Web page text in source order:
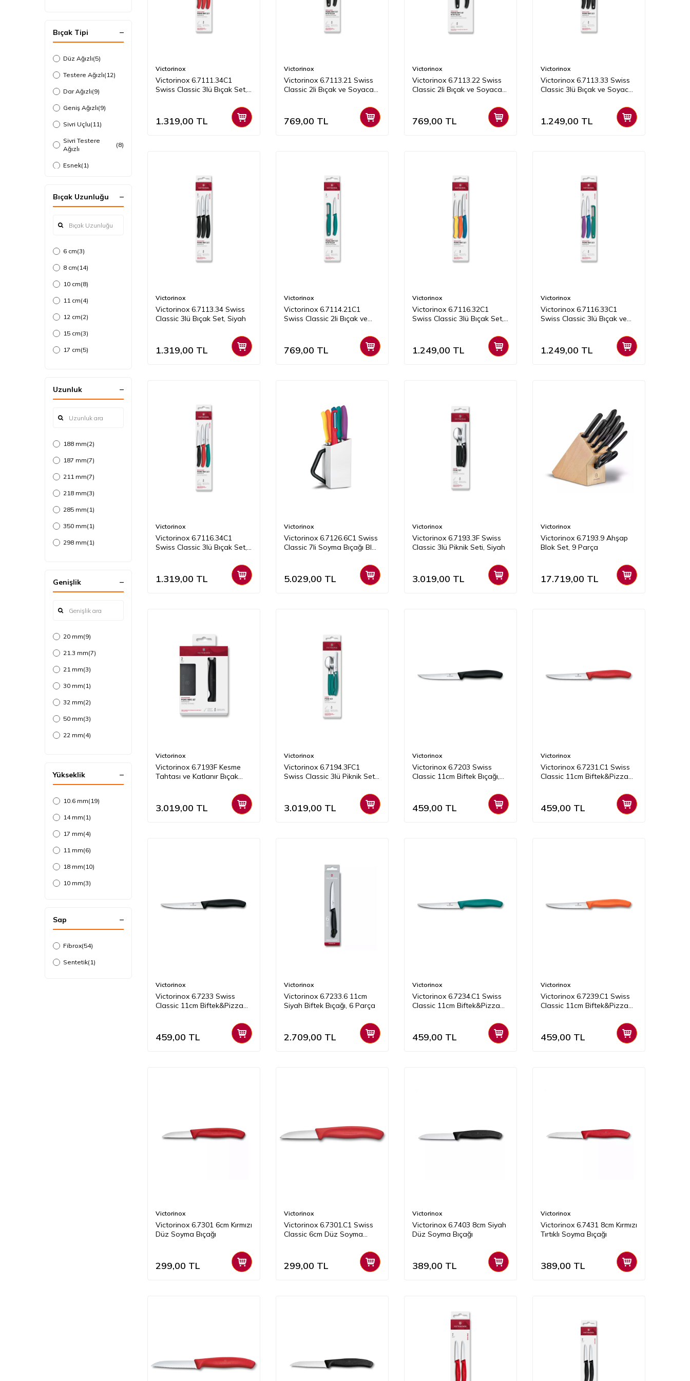
Bıçak Tipi
Düz Ağızlı(5)
Testere Ağızlı(12)
Dar Ağızlı(9)
Geniş Ağızlı(9)
Sivri Uçlu(11)
Sivri Testere
Ağızlı
(8)
Esnek(1)
Flut Ağızlı(1)
Bıçak Uzunluğu
6 cm(3)
8 cm(14)
10 cm(8)
11 cm(4)
12 cm(2)
15 cm(3)
17 cm(5)
25 cm(1)
13 cm(1)
19 cm(2)
22 cm(2)
16 cm(1)
Uzunluk
188 mm(2)
187 mm(7)
211 mm(7)
218 mm(3)
285 mm(1)
350 mm(1)
298 mm(1)
174 mm(1)
375 mm(1)
340 mm(1)
330 mm (2)
Genişlik
20 mm(9)
21.3 mm(7)
21 mm(3)
30 mm(1)
32 mm(2)
50 mm(3)
22 mm(4)
44 mm(1)
46 mm(3)
Yükseklik
10.6 mm(19)
14 mm(1)
17 mm(4)
11 mm(6)
18 mm(10)
10 mm(3)
Sap
Fibrox(54)
Sentetik(1)
Victorinox
Victorinox 6.7111.34C1
Swiss Classic 3lü Bıçak Set,
1.319,00 TL
Victorinox
Victorinox 6.7113.21 Swiss
Classic 2li Bıçak ve Soyacak
769,00 TL
Victorinox
Victorinox 6.7113.22 Swiss
Classic 2li Bıçak ve Soyacak
769,00 TL
Victorinox
Victorinox 6.7113.33 Swiss
Classic 3lü Bıçak ve Soyacak
1.249,00 TL
Victorinox
Victorinox 6.7113.34 Swiss
Classic 3lü Bıçak Set, Siyah
1.319,00 TL
Victorinox
Victorinox 6.7114.21C1
Swiss Classic 2li Bıçak ve
769,00 TL
Victorinox
Victorinox 6.7116.32C1
Swiss Classic 3lü Bıçak Set,
1.249,00 TL
Victorinox
Victorinox 6.7116.33C1
Swiss Classic 3lü Bıçak ve
1.249,00 TL
Victorinox
Victorinox 6.7116.34C1
Swiss Classic 3lü Bıçak Set,
1.319,00 TL
Victorinox
Victorinox 6.7126.6C1 Swiss
Classic 7li Soyma Bıçağı Blok
5.029,00 TL
Victorinox
Victorinox 6.7193.3F Swiss
Classic 3lü Piknik Seti, Siyah
3.019,00 TL
Victorinox
Victorinox 6.7193.9 Ahşap
Blok Set, 9 Parça
17.719,00 TL
Victorinox
Victorinox 6.7193F Kesme
Tahtası ve Katlanır Bıçak
3.019,00 TL
Victorinox
Victorinox 6.7194.3FC1
Swiss Classic 3lü Piknik Seti,
3.019,00 TL
Victorinox
Victorinox 6.7203 Swiss
Classic 11cm Biftek Bıçağı,
459,00 TL
Victorinox
Victorinox 6.7231.C1 Swiss
Classic 11cm Biftek&Pizza
459,00 TL
Victorinox
Victorinox 6.7233 Swiss
Classic 11cm Biftek&Pizza
459,00 TL
Victorinox
Victorinox 6.7233.6 11cm
Siyah Biftek Bıçağı, 6 Parça
2.709,00 TL
Victorinox
Victorinox 6.7234.C1 Swiss
Classic 11cm Biftek&Pizza
459,00 TL
Victorinox
Victorinox 6.7239.C1 Swiss
Classic 11cm Biftek&Pizza
459,00 TL
Victorinox
​​​​​​​Victorinox 6.7301 6cm Kırmızı
Düz Soyma Bıçağı
299,00 TL
Victorinox
Victorinox 6.7301.C1 Swiss
Classic 6cm Düz Soyma
299,00 TL
Victorinox
Victorinox 6.7403 8cm Siyah
Düz Soyma Bıçağı
389,00 TL
Victorinox
Victorinox 6.7431 8cm Kırmızı
Tırtıklı Soyma Bıçağı
389,00 TL